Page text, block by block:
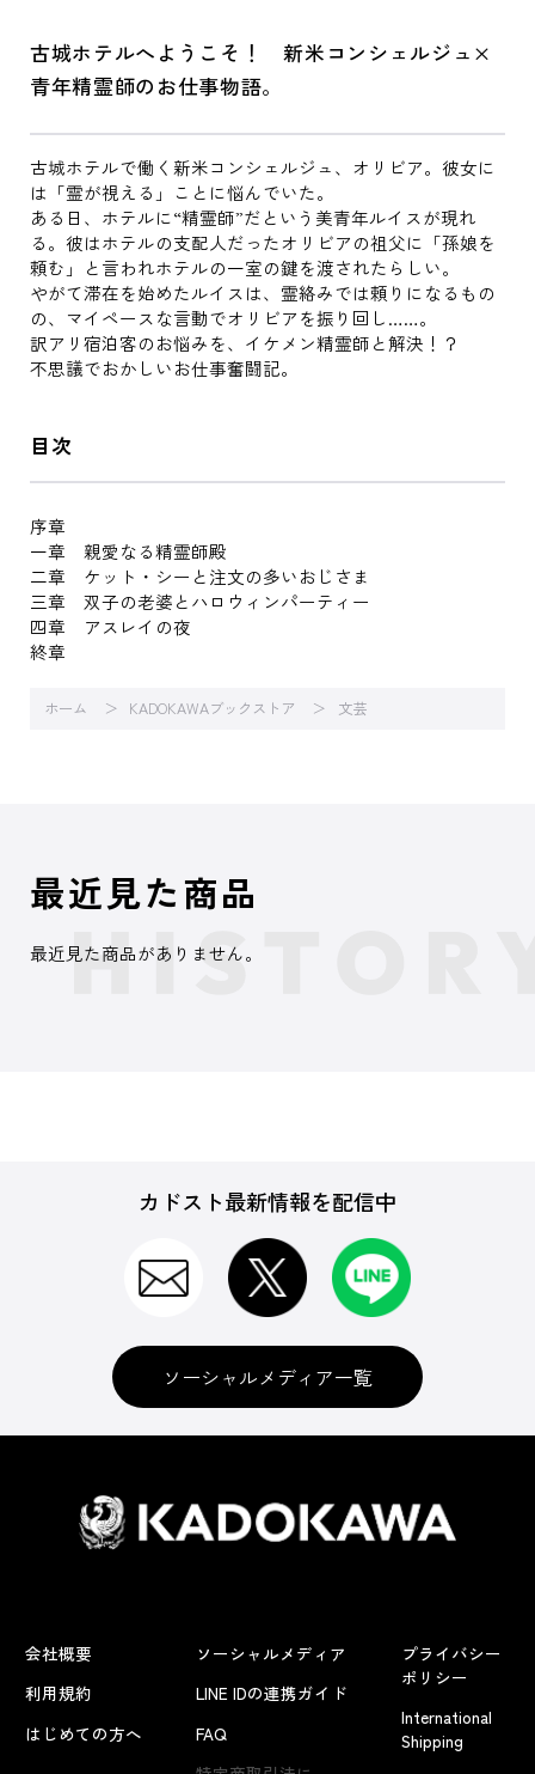
古城ホテルへようこそ！ 新米コンシェルジュ×
青年精霊師のお仕事物語。
古城ホテルで働く新米コンシェルジュ、オリビア。彼女に
は「霊が視える」ことに悩んでいた。
ある日、ホテルに“精霊師”だという美青年ルイスが現れ
る。彼はホテルの支配人だったオリビアの祖父に「孫娘を
頼む」と言われホテルの一室の鍵を渡されたらしい。
やがて滞在を始めたルイスは、霊絡みでは頼りになるもの
の、マイペースな言動でオリビアを振り回し……。
訳アリ宿泊客のお悩みを、イケメン精霊師と解決！？
不思議でおかしいお仕事奮闘記。
目次
序章
一章 親愛なる精霊師殿
二章 ケット・シーと注文の多いおじさま
三章 双子の老婆とハロウィンパーティー
四章 アスレイの夜
終章
ホーム KADOKAWAブックストア 文芸
最近見た商品
最近見た商品がありません。
カドスト最新情報を配信中
ソーシャルメディア一覧
会社概要
利用規約
はじめての方へ
ソーシャルメディア
LINE IDの連携ガイド
FAQ
プライバシー
ポリシー
International
Shipping